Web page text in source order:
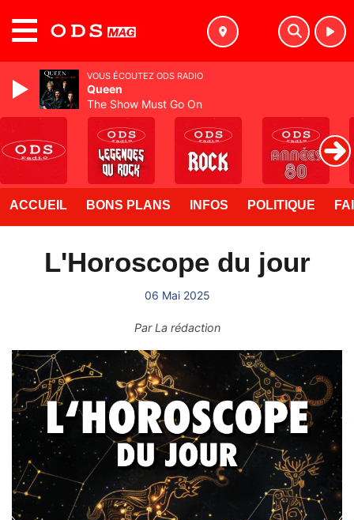
ACCUEIL BONS PLANS INFOS POLITIQUE
L'Horoscope du jour
06 Mai 2025
ParLa rédaction
VOUS ÉCOUTEZ ODS RADIO
Queen
The Show Must Go On